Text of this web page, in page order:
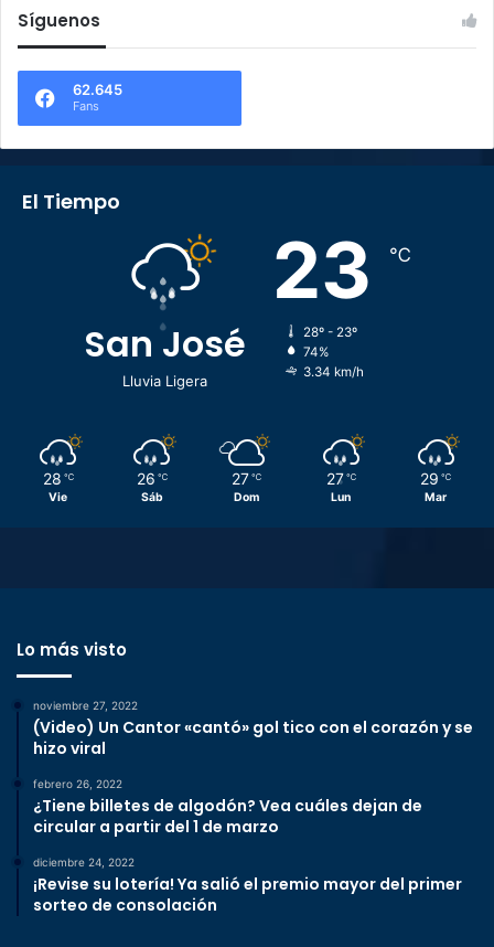
Síguenos
62.645
Fans
El Tiempo
San José
Lluvia Ligera
23 ℃
28º - 23º
74%
3.34 km/h
28 ℃
Vie
26 ℃
Sáb
27 ℃
Dom
27 ℃
Lun
29 ℃
Mar
Lo más visto
noviembre 27, 2022
(Video) Un Cantor «cantó» gol tico con el corazón y se
hizo viral
febrero 26, 2022
¿Tiene billetes de algodón? Vea cuáles dejan de
circular a partir del 1 de marzo
diciembre 24, 2022
¡Revise su lotería! Ya salió el premio mayor del primer
sorteo de consolación